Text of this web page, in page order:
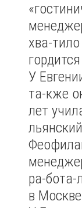
хва-
У
та-кже
лет
ра-
в